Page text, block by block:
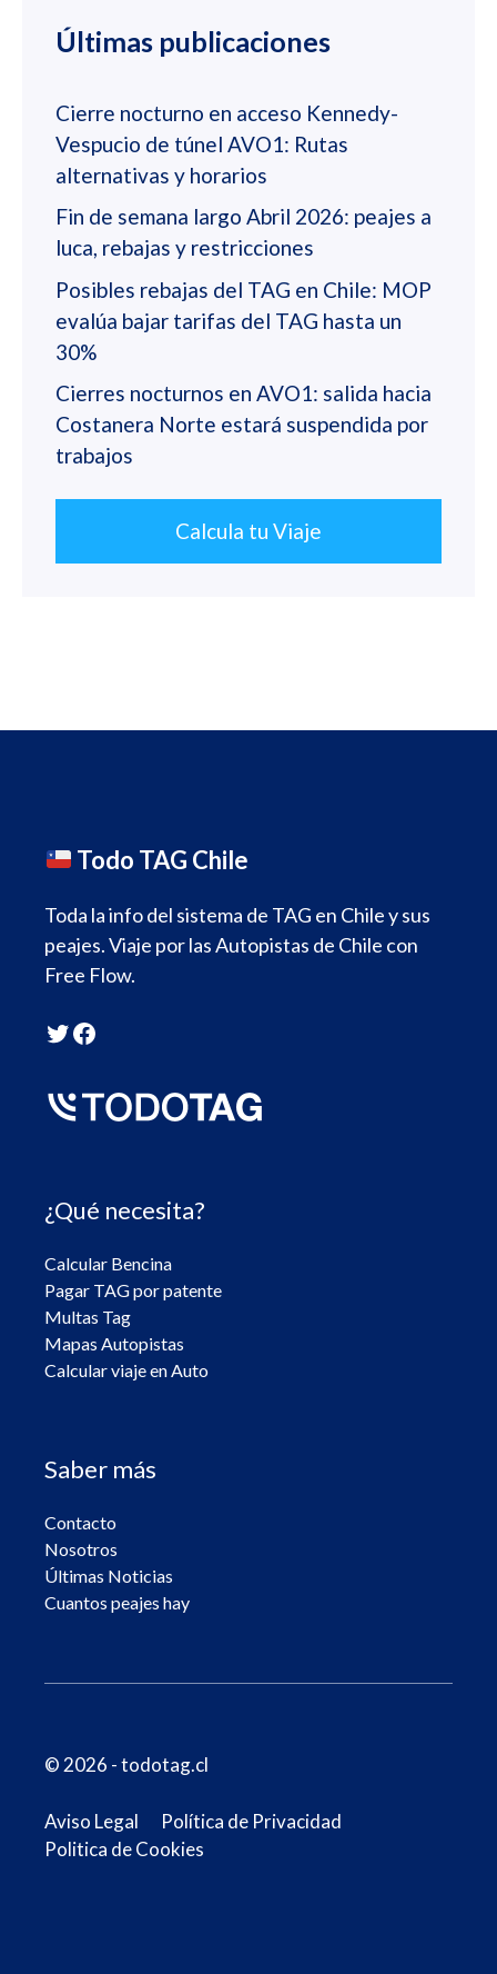
Últimas publicaciones
Cierre nocturno en acceso Kennedy-
Vespucio de túnel AVO1: Rutas
alternativas y horarios
Fin de semana largo Abril 2026: peajes a
luca, rebajas y restricciones
Posibles rebajas del TAG en Chile: MOP
evalúa bajar tarifas del TAG hasta un
30%
Cierres nocturnos en AVO1: salida hacia
Costanera Norte estará suspendida por
trabajos
Calcula tu Viaje
Todo TAG Chile
Toda la info del sistema de TAG en Chile y sus
peajes. Viaje por las Autopistas de Chile con
Free Flow.
Twitter
Facebook
¿Qué necesita?
Calcular Bencina
Pagar TAG por patente
Multas Tag
Mapas Autopistas
Calcular viaje en Auto
Saber más
Contacto
Nosotros
Últimas Noticias
Cuantos peajes hay
© 2026 - todotag.cl
Aviso Legal
Política de Privacidad
Politica de Cookies